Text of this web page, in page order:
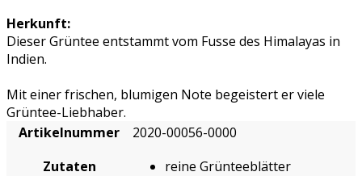
Herkunft:
Dieser Grüntee entstammt vom Fusse des Himalayas in
Indien.
Mit einer frischen, blumigen Note begeistert er viele
Grüntee-Liebhaber.
Artikelnummer
2020-00056-0000
Zutaten
reine Grünteeblätter